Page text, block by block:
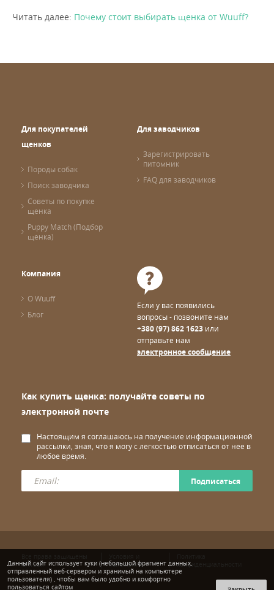
Читать далее: Почему стоит выбирать щенка от Wuuff?
Для покупателей
щенков
Породы собак
Поиск заводчика
Советы по покупке
щенка
Puppy Match (Подбор
щенка)
Для заводчиков
Зарегистрировать
питомник
FAQ для заводчиков
Компания
О Wuuff
Блог
Если у вас появились
вопросы - позвоните нам
+380 (97) 862 1623 или
отправьте нам
электронное сообщение
Как купить щенка: получайте советы по
электронной почте
Настоящим я соглашаюсь на получение информационной
рассылки, зная, что я могу с легкостью отписаться от нее в
любое время.
Подписаться
© wuuff
положения
конфиденциальности
Данный сайт использует куки (небольшой фрагмент данных,
отправленный веб-сервером и хранимый на компьютере
пользователя) , чтобы вам было удобно и комфортно
пользоваться сайтом